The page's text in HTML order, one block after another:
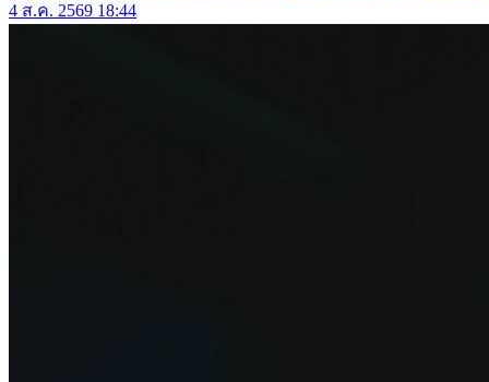
4 ส.ค. 2569 18:44